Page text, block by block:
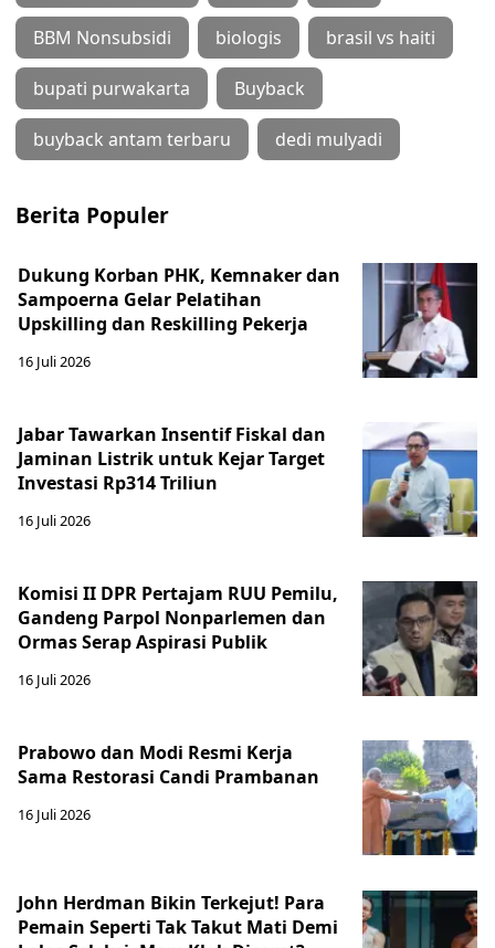
BBM Nonsubsidi biologis brasil vs haiti
bupati purwakarta Buyback
buyback antam terbaru dedi mulyadi
Berita Populer
Dukung Korban PHK, Kemnaker dan
Sampoerna Gelar Pelatihan
Upskilling dan Reskilling Pekerja
16 Juli 2026
Jabar Tawarkan Insentif Fiskal dan
Jaminan Listrik untuk Kejar Target
Investasi Rp314 Triliun
16 Juli 2026
Komisi II DPR Pertajam RUU Pemilu,
Gandeng Parpol Nonparlemen dan
Ormas Serap Aspirasi Publik
16 Juli 2026
Prabowo dan Modi Resmi Kerja
Sama Restorasi Candi Prambanan
16 Juli 2026
John Herdman Bikin Terkejut! Para
Pemain Seperti Tak Takut Mati Demi